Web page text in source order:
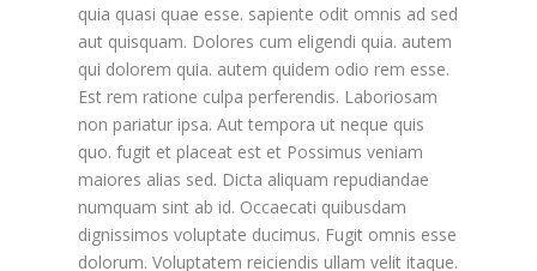
quia quasi quae esse. sapiente odit omnis ad sed
aut quisquam. Dolores cum eligendi quia. autem
qui dolorem quia. autem quidem odio rem esse.
Est rem ratione culpa perferendis. Laboriosam
non pariatur ipsa. Aut tempora ut neque quis
quo. fugit et placeat est et Possimus veniam
maiores alias sed. Dicta aliquam repudiandae
numquam sint ab id. Occaecati quibusdam
dignissimos voluptate ducimus. Fugit omnis esse
dolorum. Voluptatem reiciendis ullam velit itaque.